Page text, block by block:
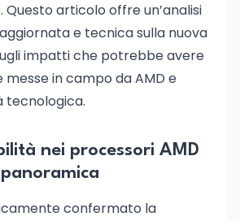
articolo offre un’analisi
e tecnica sulla nuova
impatti che potrebbe avere
messe in campo da AMD e
tecnologica.
nei processori AMD
confermato la